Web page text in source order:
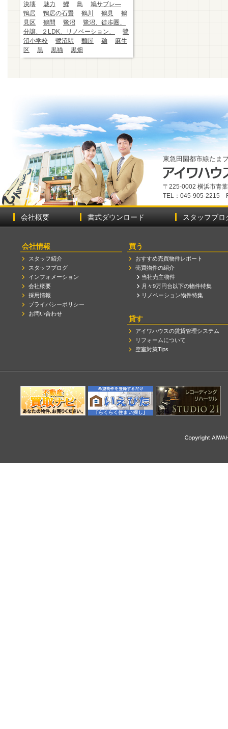
決壊
魅力 鯉 鳥
鳩サブレ―
鴨居
鴨居の石畳 鶴川 鶴見
鶴
見区
鶴間 鷺沼
鷺沼、徒歩圏、
分譲、２LDK、リノベーション、
鷺
沼小学校
鷺沼駅 麵屋 麺
麻生
区
黒 黒猫 黒畑
東急田園都市線たま
〒225-0002 横浜市青
TEL：045-905-2215
会社概要 書式ダウンロード スタッフブロ
会社情報
スタッフ紹介
スタッフブログ
インフォメーション
会社概要
採用情報
プライバシーポリシー
お問い合わせ
買う
おすすめ売買物件レポート
売買物件の紹介
当社売主物件
月々9万円台以下の物件特集
リノベーション物件特集
貸す
アイワハウスの賃貸管理システム
リフォームについて
空室対策Tips